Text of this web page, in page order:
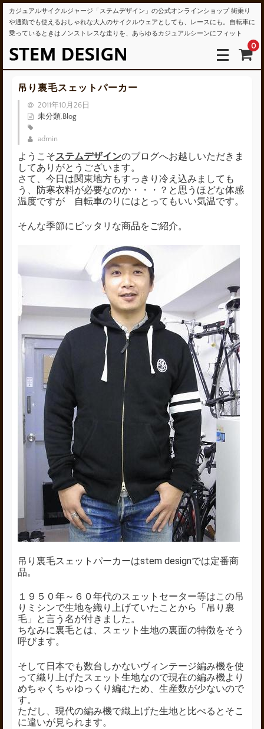
カジュアルサイクルジャージ「ステムデザイン」の公式オンラインショップ 街乗り
や通勤でも使えるおしゃれな大人のサイクルウェアとしても、レースにも。自転車に
乗っているときはノンストレスな走りを、あらゆるカジュアルシーンにフィット
0
吊り裏毛スェットパーカー
2011年10月26日
未分類, Blog
admin
ようこそステムデザインのブログへお越しいただきま
してありがとうございます。
さて、今日は関東地方もすっきり冷え込みましても
う、防寒衣料が必要なのか・・・？と思うほどな体感
温度ですが 自転車のりにはとってもいい気温です。
そんな季節にピッタリな商品をご紹介。
吊り裏毛スェットパーカーはstem designでは定番商
品。
１９５０年～６０年代のスェットセーター等はこの吊
りミシンで生地を織り上げていたことから「吊り裏
毛」と言う名が付きました。
ちなみに裏毛とは、スェット生地の裏面の特徴をそう
呼びます。
そして日本でも数台しかないヴィンテージ編み機を使
って織り上げたスェット生地なので現在の編み機より
めちゃくちゃゆっくり編むため、生産数が少ないので
す。
ただし、現代の編み機で織上げた生地と比べるとそこ
に違いが見られます。